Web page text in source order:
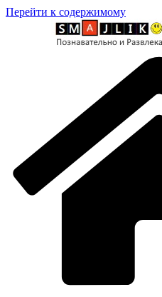
Перейти к содержимому